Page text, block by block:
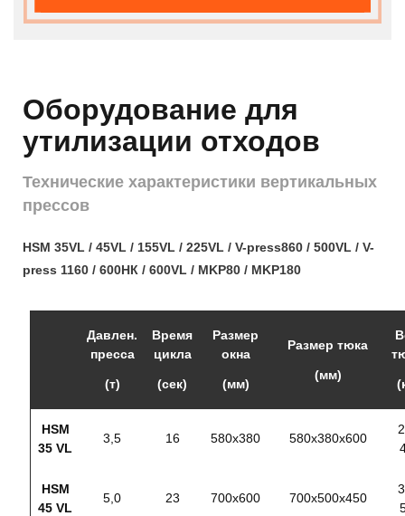
Оборудование для
утилизации отходов
Технические характеристики вертикальных
прессов
HSM 35VL / 45VL / 155VL / 225VL / V-press860 / 500VL / V-
press 1160 / 600НК / 600VL / MKP80 / MKP180
Давлен.
пресса
(т)
Время
цикла
(сек)
Размер
окна
(мм)
Размер тюка
(мм)
HSM
35 VL
3,5 16 580х380 580х380х600
HSM
45 VL
5,0 23 700х600 700х500х450